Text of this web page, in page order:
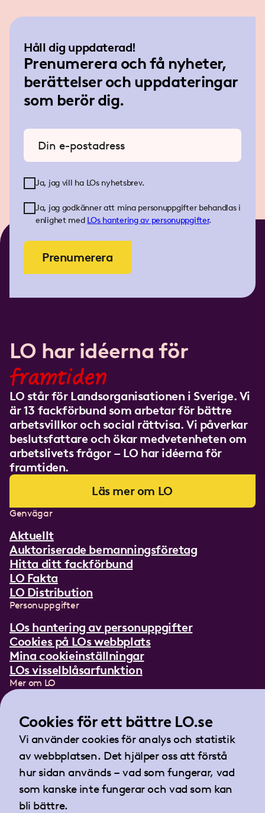
Håll dig uppdaterad!
Prenumerera och få nyheter,
berättelser och uppdateringar
som berör dig.
Ange din e-postadress
Ja, jag vill ha LOs nyhetsbrev.
Ja, jag godkänner att mina personuppgifter behandlas i
enlighet med LOs hantering av personuppgifter.
Prenumerera
LO har idéerna för
framtiden
LO står för Landsorganisationen i Sverige. Vi
är 13 fackförbund som arbetar för bättre
arbetsvillkor och social rättvisa. Vi påverkar
beslutsfattare och ökar medvetenheten om
arbetslivets frågor – LO har idéerna för
framtiden.
Läs mer om LO
Genvägar
Aktuellt
Auktoriserade bemanningsföretag
Hitta ditt fackförbund
LO Fakta
LO Distribution
Personuppgifter
LOs hantering av personuppgifter
Cookies på LOs webbplats
Mina cookieinställningar
LOs visselblåsarfunktion
Mer om LO
Lättläst om LO
Teckenspråksfilm
Tidningen Arbetet
Landsorganisationen i Sverige
Barnhusgatan 18
105 53 Stockholm
Cookies för ett bättre LO.se
Vi använder cookies för analys och statistik
av webbplatsen. Det hjälper oss att förstå
hur sidan används – vad som fungerar, vad
som kanske inte fungerar och vad som kan
bli bättre.